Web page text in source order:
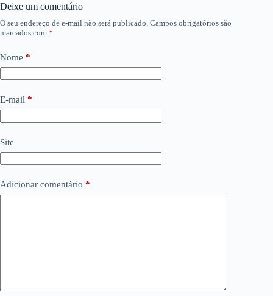
Deixe um comentário
O seu endereço de e-mail não será publicado. Campos obrigatórios são
marcados com *
Nome *
E-mail *
Site
Adicionar comentário *